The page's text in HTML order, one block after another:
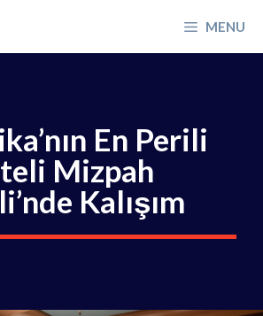
MENU
En Perili
Mizpah
Kalışım